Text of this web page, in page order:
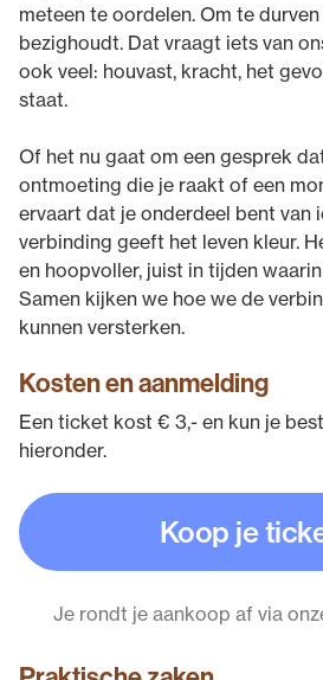
meteen te oordelen. Om te
bezighoudt. Dat vraagt iets van
ook veel: houvast, kracht, het
staat.
Of het nu gaat om een gesprek
ontmoeting die je raakt of een
ervaart dat je onderdeel bent van
verbinding geeft het leven kleur.
en hoopvoller, juist in tijden
Samen kijken we hoe we de
kunnen versterken.
Kosten en aanmelding
Een ticket kost € 3,- en kun je
hieronder.
Koop je
Je rondt je aankoop af via